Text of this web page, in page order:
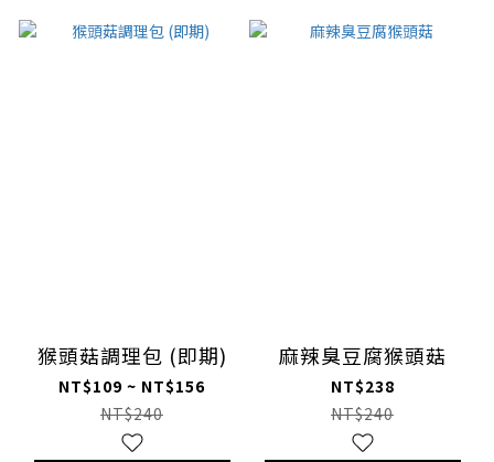
猴頭菇調理包 (即期)
NT$109 ~ NT$156
NT$240
麻辣臭豆腐猴頭菇
NT$238
NT$240